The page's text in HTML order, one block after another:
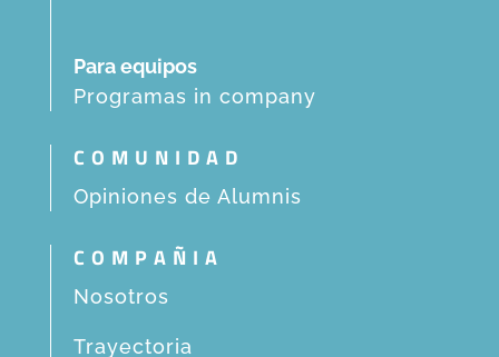
Para equipos
Programas in company
COMUNIDAD
Opiniones de Alumnis
COMPAÑIA
Nosotros
Trayectoria